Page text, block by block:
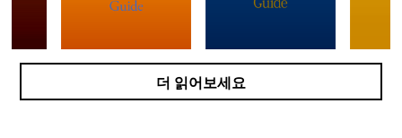
더 읽어보세요